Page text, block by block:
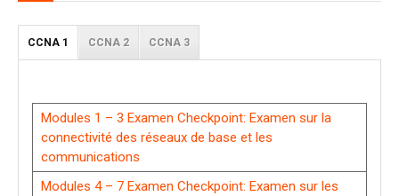
CCNA 1 CCNA 2 CCNA 3
Modules 1 – 3 Examen Checkpoint: Examen sur la
connectivité des réseaux de base et les
communications
Modules 4 – 7 Examen Checkpoint: Examen sur les